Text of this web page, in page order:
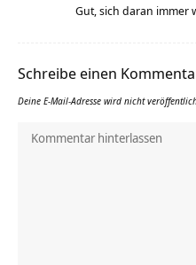
Gut, sich daran immer
Schreibe einen
Deine E-Mail-Adresse wird nicht